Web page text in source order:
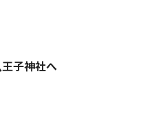
子神社へ